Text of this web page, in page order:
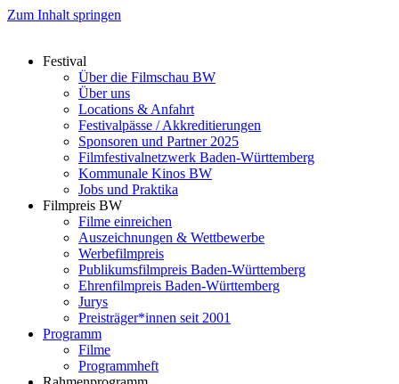
Zum Inhalt springen
Festival
Über die Filmschau BW
Über uns
Locations & Anfahrt
Festivalpässe / Akkreditierungen
Sponsoren und Partner 2025
Filmfestivalnetzwerk ­Baden-Württemberg
Kommunale Kinos BW
Jobs und Praktika
Filmpreis BW
Filme einreichen
Auszeichnungen & Wettbewerbe
Werbefilmpreis
Publikumsfilmpreis Baden-Württemberg
Ehrenfilmpreis Baden-Württemberg
Jurys
Preisträger*innen seit 2001
Programm
Filme
Programmheft